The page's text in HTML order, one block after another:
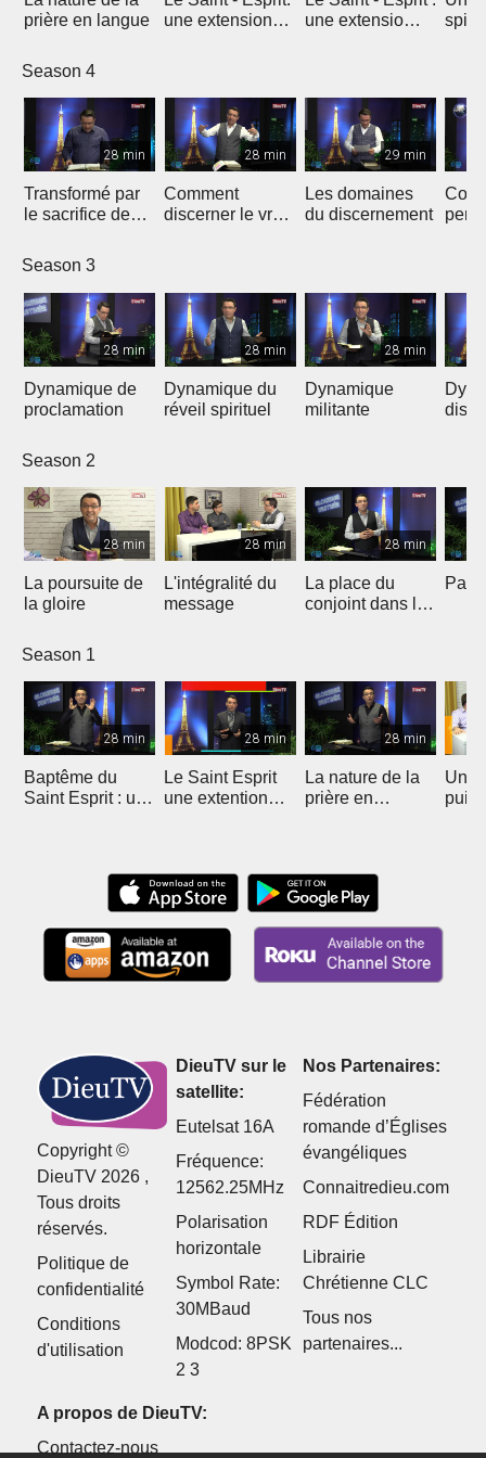
prière en langue
une extension
une extensio
Season 4
28 min
Transformé par
le sacrifice de
28 min
Comment
discerner le vrai
29 min
Les domaines
du discernement
Season 3
28 min
Dynamique de
proclamation
28 min
Dynamique du
réveil spirituel
28 min
Dynamique
militante
Season 2
28 min
La poursuite de
la gloire
28 min
L'intégralité du
message
28 min
La place du
conjoint dans le
Season 1
28 min
Baptême du
Saint Esprit : une
28 min
Le Saint Esprit
une extention
28 min
La nature de la
prière en
Une
Copyright ©
DieuTV 2026 ,
Tous droits
réservés.
Politique de
confidentialité
Conditions
d'utilisation
DieuTV sur le
satellite:
Eutelsat 16A
Fréquence:
12562.25MHz
Polarisation
horizontale
Symbol Rate:
30MBaud
Modcod: 8PSK
2 3
Nos Partenaires:
Fédération
romande d’Églises
évangéliques
Connaitredieu.com
RDF Édition
Librairie
Chrétienne CLC
Tous nos
partenaires...
A propos de DieuTV:
Contactez-nous